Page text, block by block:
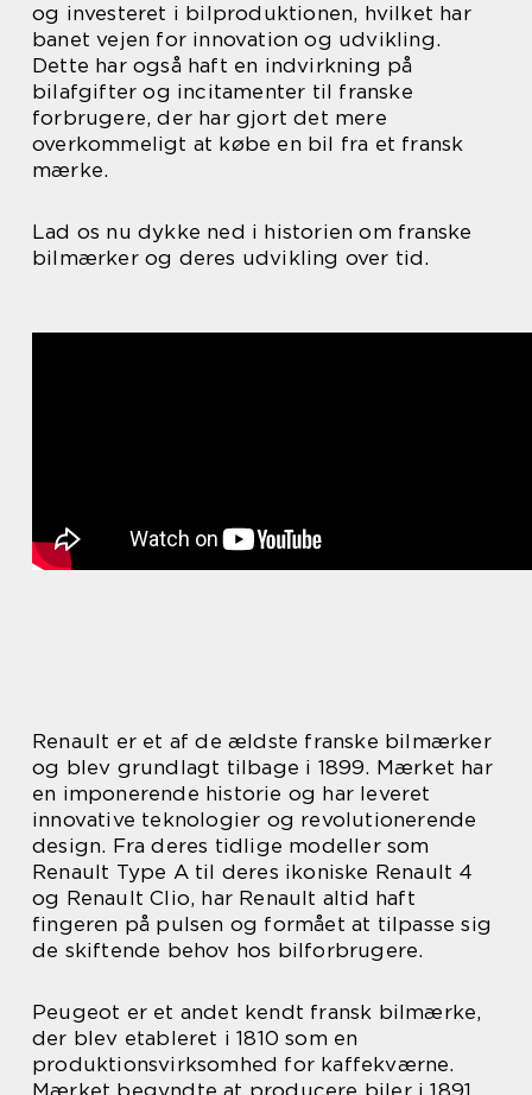
og investeret i bilproduktionen, hvilket har
banet vejen for innovation og udvikling.
Dette har også haft en indvirkning på
bilafgifter og incitamenter til franske
forbrugere, der har gjort det mere
overkommeligt at købe en bil fra et fransk
mærke.
Lad os nu dykke ned i historien om franske
bilmærker og deres udvikling over tid.
Renault er et af de ældste franske bilmærker
og blev grundlagt tilbage i 1899. Mærket har
en imponerende historie og har leveret
innovative teknologier og revolutionerende
design. Fra deres tidlige modeller som
Renault Type A til deres ikoniske Renault 4
og Renault Clio, har Renault altid haft
fingeren på pulsen og formået at tilpasse sig
de skiftende behov hos bilforbrugere.
Peugeot er et andet kendt fransk bilmærke,
der blev etableret i 1810 som en
produktionsvirksomhed for kaffekværne.
Mærket begyndte at producere biler i 1891